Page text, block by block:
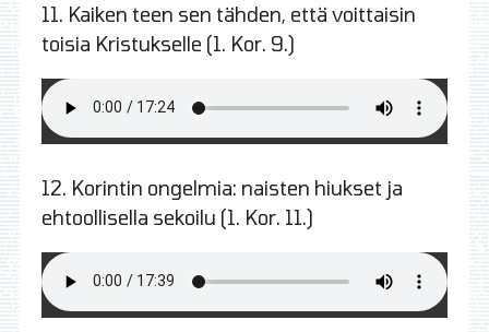
11. Kaiken teen sen tähden, että voittaisin
toisia Kristukselle (1. Kor. 9.)
12. Korintin ongelmia: naisten hiukset ja
ehtoollisella sekoilu (1. Kor. 11.)